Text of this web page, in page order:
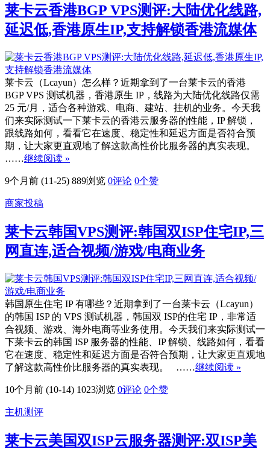
莱卡云香港BGP VPS测评:大陆优化线路,
延迟低,香港原生IP,支持解锁香港流媒体
莱卡云（Lcayun）怎么样？近期拿到了一台莱卡云的香港
BGP VPS 测试机器，香港原生 IP，线路为大陆优化线路仅需
25 元/月，适合各种游戏、电商、建站、挂机的业务。今天我
们来实际测试一下莱卡云的香港云服务器的性能，IP 解锁，
跟线路如何，看看它在速度、稳定性和延迟方面是否符合预
期，让大家更直观地了解这款高性价比服务器的真实表现。
……继续阅读 »
9个月前 (11-25) 889浏览 0评论 0个赞
商家投稿
莱卡云韩国VPS测评:韩国双ISP住宅IP,三
网直连,适合视频/游戏/电商业务
韩国原生住宅 IP 有哪些？近期拿到了一台莱卡云（Lcayun）
的韩国 ISP 的 VPS 测试机器，韩国双 ISP的住宅 IP，非常适
合视频、游戏、海外电商等业务使用。今天我们来实际测试一
下莱卡云的韩国 ISP 服务器的性能、IP 解锁、线路如何，看看
它在速度、稳定性和延迟方面是否符合预期，让大家更直观地
了解这款高性价比服务器的真实表现。 ……继续阅读 »
10个月前 (10-14) 1023浏览 0评论 0个赞
主机测评
莱卡云美国双ISP云服务器测评:双ISP美